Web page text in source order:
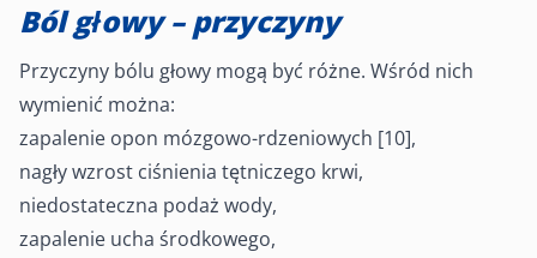
Ból głowy – przyczyny
Przyczyny bólu głowy mogą być różne. Wśród nich
wymienić można:
zapalenie opon mózgowo-rdzeniowych [10],
nagły wzrost ciśnienia tętniczego krwi,
niedostateczna podaż wody,
zapalenie ucha środkowego,